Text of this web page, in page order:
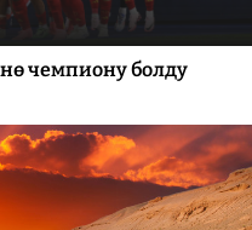
чемпиону болду